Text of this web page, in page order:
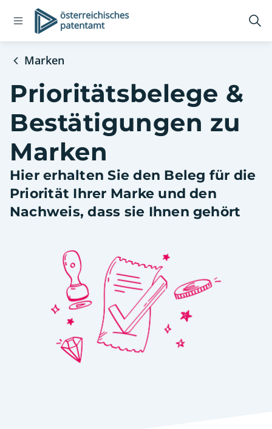
Open
navigation
Logo
Marken
Prioritätsbelege &
Bestätigungen zu
Marken
Hier erhalten Sie den Beleg für die
Priorität Ihrer Marke und den
Nachweis, dass sie Ihnen gehört